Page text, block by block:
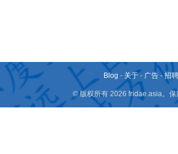
Blog - 关于 - 广告 -招
© 版权所有 2026 fridae.asia。